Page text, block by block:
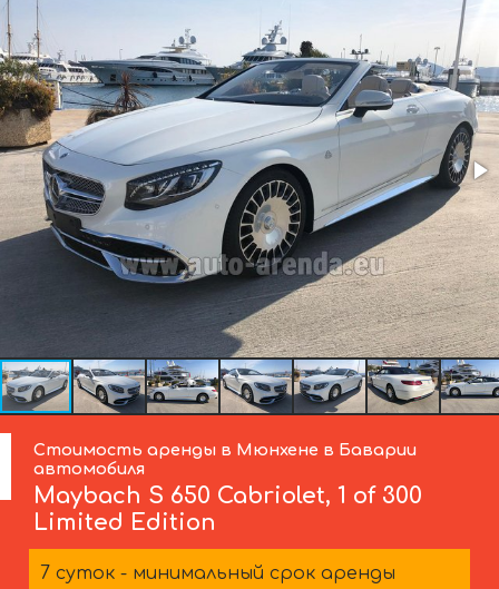
Стоимость аренды в Мюнхене в Баварии
автомобиля
Maybach S 650 Cabriolet, 1 of 300
Limited Edition
7 суток - минимальный срок аренды